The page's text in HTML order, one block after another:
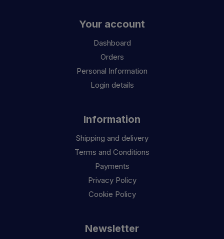
Your account
Dashboard
Orders
Personal Information
Login details
Information
Shipping and delivery
Terms and Conditions
Payments
Privacy Policy
Cookie Policy
Newsletter